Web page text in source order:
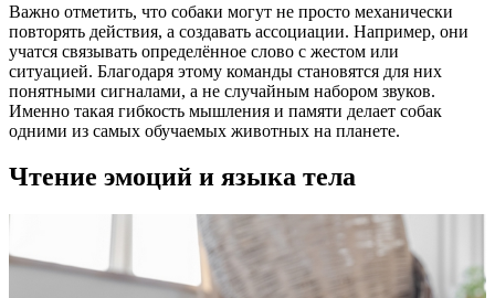
Важно отметить, что собаки могут не просто механически
повторять действия, а создавать ассоциации. Например, они
учатся связывать определённое слово с жестом или
ситуацией. Благодаря этому команды становятся для них
понятными сигналами, а не случайным набором звуков.
Именно такая гибкость мышления и памяти делает собак
одними из самых обучаемых животных на планете.
Чтение эмоций и языка тела